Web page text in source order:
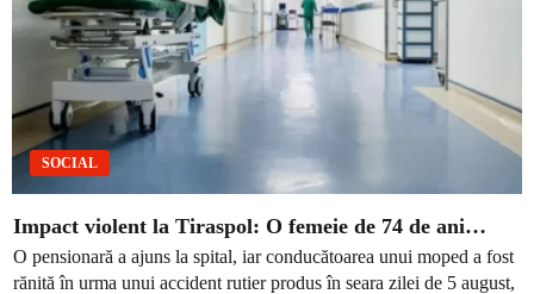
SOCIAL
Impact violent la Tiraspol: O femeie de 74 de ani…
O pensionară a ajuns la spital, iar conducătoarea unui moped a fost
rănită în urma unui accident rutier produs în seara zilei de 5 august,